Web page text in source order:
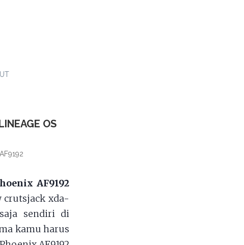
OS
AF9192
crutsjack xda-
sendiri di
kamu harus